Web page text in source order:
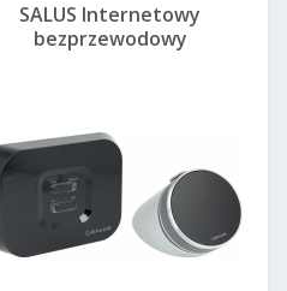
SALUS Internetowy
bezprzewodowy
wbudowanym
akumulatorem
IT800WIFI